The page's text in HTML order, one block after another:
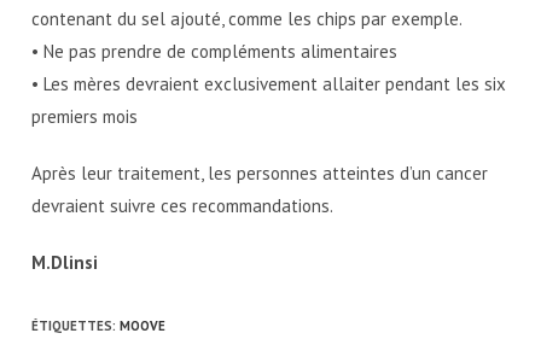
contenant du sel ajouté, comme les chips par exemple.
• Ne pas prendre de compléments alimentaires
• Les mères devraient exclusivement allaiter pendant les six
premiers mois
Après leur traitement, les personnes atteintes d’un cancer
devraient suivre ces recommandations.
M.Dlinsi
ÉTIQUETTES:MOOVE